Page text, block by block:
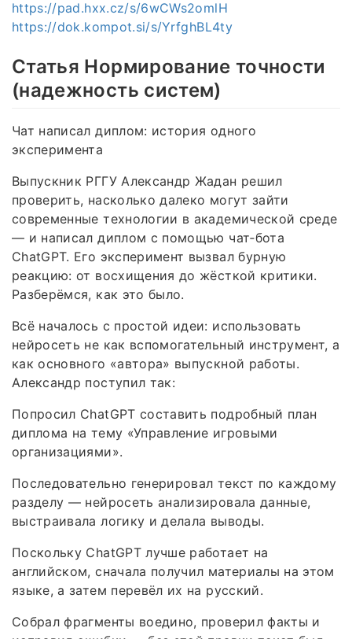
https://pad.hxx.cz/s/6wCWs2omlH
https://dok.kompot.si/s/YrfghBL4ty
Статья Нормирование точности
(надежность систем)
Чат написал диплом: история одного
эксперимента
Выпускник РГГУ Александр Жадан решил
проверить, насколько далеко могут зайти
современные технологии в академической среде
— и написал диплом с помощью чат‑бота
ChatGPT. Его эксперимент вызвал бурную
реакцию: от восхищения до жёсткой критики.
Разберёмся, как это было.
Всё началось с простой идеи: использовать
нейросеть не как вспомогательный инструмент, а
как основного «автора» выпускной работы.
Александр поступил так:
Попросил ChatGPT составить подробный план
диплома на тему «Управление игровыми
организациями».
Последовательно генерировал текст по каждому
разделу — нейросеть анализировала данные,
выстраивала логику и делала выводы.
Поскольку ChatGPT лучше работает на
английском, сначала получил материалы на этом
языке, а затем перевёл их на русский.
Собрал фрагменты воедино, проверил факты и